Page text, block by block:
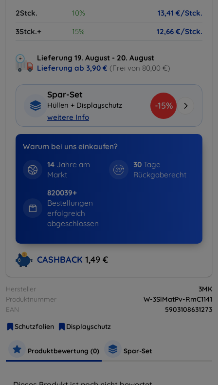
2Stck.
10%
13,41 €/Stck.
3Stck.+
15% 12,66 €/Stck.
Lieferung 19. August - 20. August
Lieferung ab 3,90 € (Frei von 80,00 €)
Spar-Set
Hüllen + Displayschutz
weitere Info
-15%
Warum bei uns einkaufen?
14Jahre am
Markt
30 Tage
Rückgaberecht
820039+
Bestellungen
erfolgreich
abgeschlossen
CASHBACK 1,49 €
Hersteller
3MK
Produktnummer
W-3SlMatPv-RmC1141
EAN
5903108631273
Schutzfolien
Displayschutz
Produktbewertung (0) Spar-Set